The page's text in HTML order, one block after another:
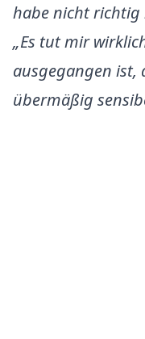
habe nicht richtig
„Es tut mir
ausgegangen ist,
übermäßig